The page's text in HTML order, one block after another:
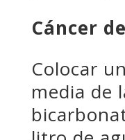
Cáncer
Colocar
media de